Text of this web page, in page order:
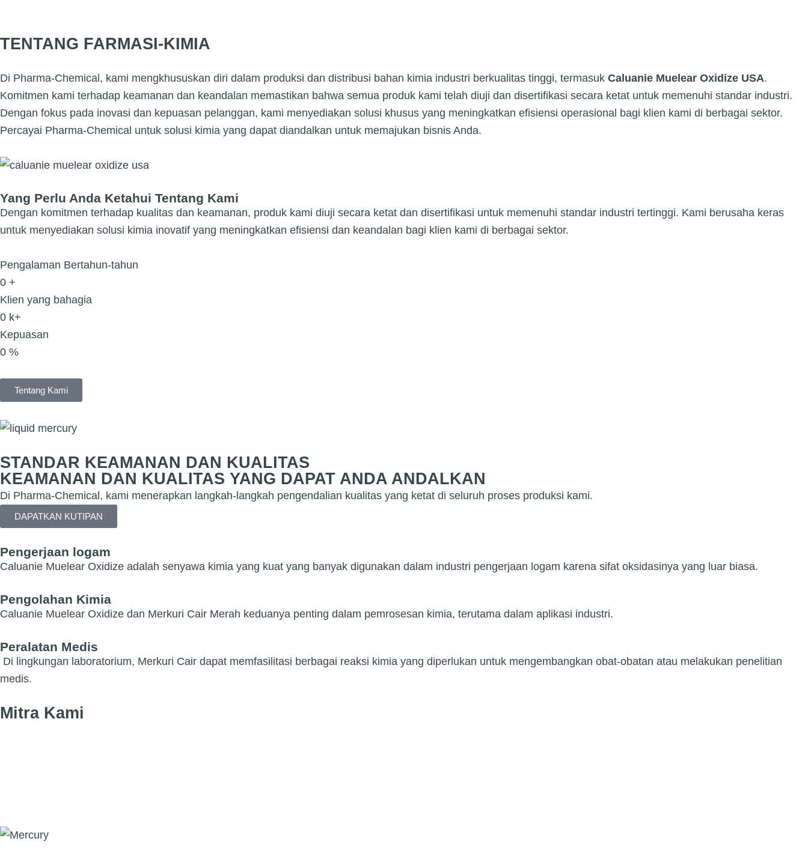
TENTANG FARMASI-KIMIA
Di Pharma-Chemical, kami mengkhususkan diri dalam produksi dan distribusi bahan kimia industri berkualitas tinggi, termasuk Caluanie Muelear Oxidize USA.
Komitmen kami terhadap keamanan dan keandalan memastikan bahwa semua produk kami telah diuji dan disertifikasi secara ketat untuk memenuhi standar industri.
Dengan fokus pada inovasi dan kepuasan pelanggan, kami menyediakan solusi khusus yang meningkatkan efisiensi operasional bagi klien kami di berbagai sektor.
Percayai Pharma-Chemical untuk solusi kimia yang dapat diandalkan untuk memajukan bisnis Anda.
Yang Perlu Anda Ketahui Tentang Kami
Dengan komitmen terhadap kualitas dan keamanan, produk kami diuji secara ketat dan disertifikasi untuk memenuhi standar industri tertinggi. Kami berusaha keras
untuk menyediakan solusi kimia inovatif yang meningkatkan efisiensi dan keandalan bagi klien kami di berbagai sektor.
Pengalaman Bertahun-tahun
0 +
Klien yang bahagia
0 k+
Kepuasan
0 %
Tentang Kami
STANDAR KEAMANAN DAN KUALITAS
KEAMANAN DAN KUALITAS YANG DAPAT ANDA ANDALKAN
Di Pharma-Chemical, kami menerapkan langkah-langkah pengendalian kualitas yang ketat di seluruh proses produksi kami.
DAPATKAN KUTIPAN
Pengerjaan logam
Caluanie Muelear Oxidize adalah senyawa kimia yang kuat yang banyak digunakan dalam industri pengerjaan logam karena sifat oksidasinya yang luar biasa.
Pengolahan Kimia
Caluanie Muelear Oxidize dan Merkuri Cair Merah keduanya penting dalam pemrosesan kimia, terutama dalam aplikasi industri.
Peralatan Medis
Di lingkungan laboratorium, Merkuri Cair dapat memfasilitasi berbagai reaksi kimia yang diperlukan untuk mengembangkan obat-obatan atau melakukan penelitian
medis.
Mitra Kami